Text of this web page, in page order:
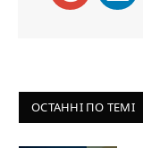
ОСТАННІ ПО ТЕМІ